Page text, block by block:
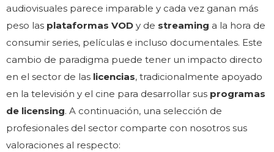
audiovisuales parece imparable y cada vez ganan más
peso las plataformas VOD y de streaming a la hora de
consumir series, películas e incluso documentales. Este
cambio de paradigma puede tener un impacto directo
en el sector de las licencias, tradicionalmente apoyado
en la televisión y el cine para desarrollar sus programas
de licensing. A continuación, una selección de
profesionales del sector comparte con nosotros sus
valoraciones al respecto: